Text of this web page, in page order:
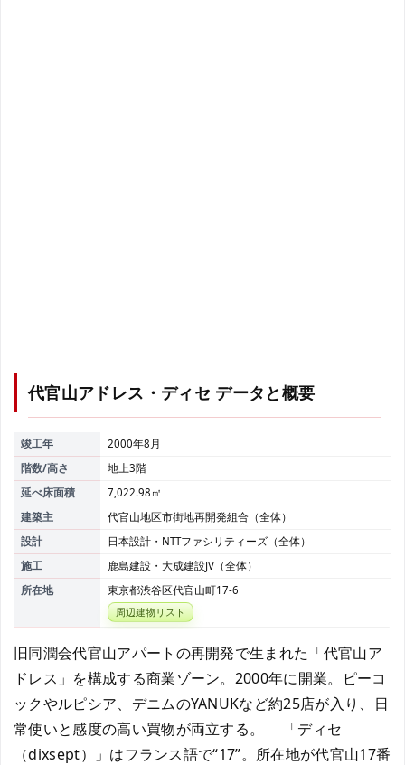
代官山アドレス・ディセ データと概要
竣工年
2000年8月
階数/高さ
地上3階
延べ床面積
7,022.98㎡
建築主
代官山地区市街地再開発組合（全体）
設計
日本設計・NTTファシリティーズ（全体）
施工
鹿島建設・大成建設JV（全体）
所在地
東京都渋谷区代官山町17-6
周辺建物リスト
旧同潤会代官山アパートの再開発で生まれた「代官山ア
ドレス」を構成する商業ゾーン。2000年に開業。ピーコ
ックやルピシア、デニムのYANUKなど約25店が入り、日
常使いと感度の高い買物が両立する。 「ディセ
（dixsept）」はフランス語で“17”。所在地が代官山17番